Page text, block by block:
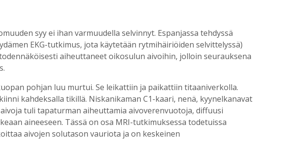
syy ei ihan varmuudella selvinnyt. Espanjassa tehdyssä
EKG-tutkimus, jota käytetään rytmihäiriöiden selvittelyssä)
aiheuttaneet oikosulun aivoihin, jolloin seurauksena
pohjan luu murtui. Se leikattiin ja paikattiin titaaniverkolla.
kahdeksalla tikillä. Niskanikaman C1-kaari, nenä, kyynelkanavat
tuli tapaturman aiheuttamia aivoverenvuotoja, diffuusi
aineeseen. Tässä on osa MRI-tutkimuksessa todetuissa
aivojen solutason vauriota ja on keskeinen